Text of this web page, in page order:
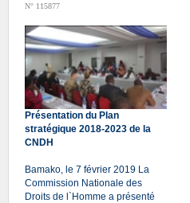
N° 115877
Présentation du Plan
stratégique 2018-2023 de la
CNDH
Bamako, le 7 février 2019 La
Commission Nationale des
Droits de l`Homme a présenté